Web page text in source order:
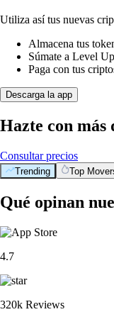
Utiliza así tus nuevas
Almacena tus
Súmate a Level
Paga con tus
Descarga la app
Hazte con más
Consultar precios
Trending Top
Qué opinan
4.7
320k Reviews